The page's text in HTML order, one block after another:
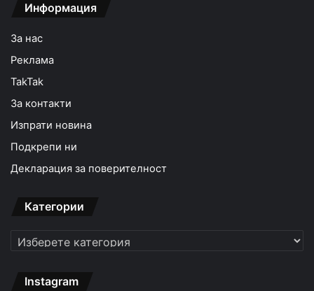
Информация
За нас
Реклама
TakTak
За контакти
Изпрати новина
Подкрепи ни
Декларация за поверителност
Категории
Категории
Instagram